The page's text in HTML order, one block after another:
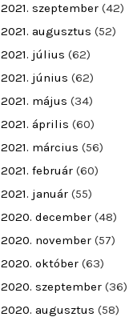
2021. szeptember (42)
2021. augusztus (52)
2021. július (62)
2021. június (62)
2021. május (34)
2021. április (60)
2021. március (56)
2021. február (60)
2021. január (55)
2020. december (48)
2020. november (57)
2020. október (63)
2020. szeptember (36)
2020. augusztus (58)